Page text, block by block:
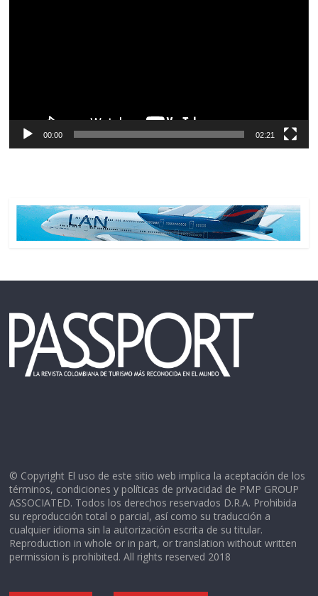
00:00 02:21
© Copyright El uso de este sitio web implica la aceptación de los
términos, condiciones y políticas de privacidad de PMP GROUP
ASSOCIATED. Todos los derechos reservados D.R.A. Prohibida
su reproducción total o parcial, así como su traducción a
cualquier idioma sin la autorización escrita de su titular.
Reproduction in whole or in part, or translation without written
permission is prohibited. All rights reserved 2018